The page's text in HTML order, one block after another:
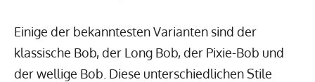
Einige der bekanntesten Varianten sind der
klassische Bob, der Long Bob, der Pixie-Bob und
der wellige Bob. Diese unterschiedlichen Stile